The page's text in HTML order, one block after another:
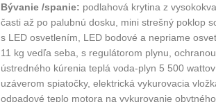
Bývanie /spanie: podlahová krytina z
časti až po palubnú dosku, mini strešný poklop
s LED osvetlením, LED bodové a nepriame
11 kg vedľa seba, s regulátorom plynu,
ústredného kúrenia teplá voda-plyn 5 500
uzáverom spiatočky, elektrická vykurovacia
odpadové teplo motora na vykurovanie